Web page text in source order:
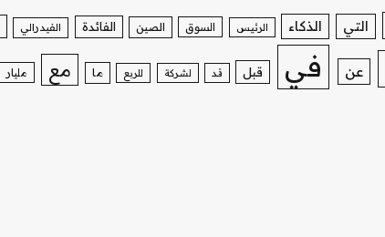
التي الذكاء الرئيس السوق الصين الفائدة الفيدرالي
عن في قبل قد لشركة للربع ما مع مليار